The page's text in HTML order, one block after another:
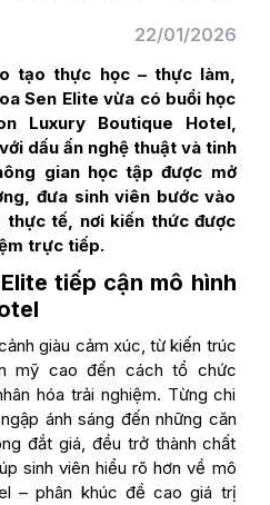
22/01/2026
tạo thực học – thực làm,
Sen Elite vừa có buổi học
Luxury Boutique Hotel,
dấu ấn nghệ thuật và tinh
gian học tập được mở
đưa sinh viên bước vào
thực tế, nơi kiến thức được
trực tiếp.
tiếp cận mô hình
giàu cảm xúc, từ kiến trúc
mỹ cao đến cách tổ chức
hóa trải nghiệm. Từng chi
ánh sáng đến những căn
đắt giá, đều trở thành chất
sinh viên hiểu rõ hơn về mô
– phân khúc đề cao giá trị